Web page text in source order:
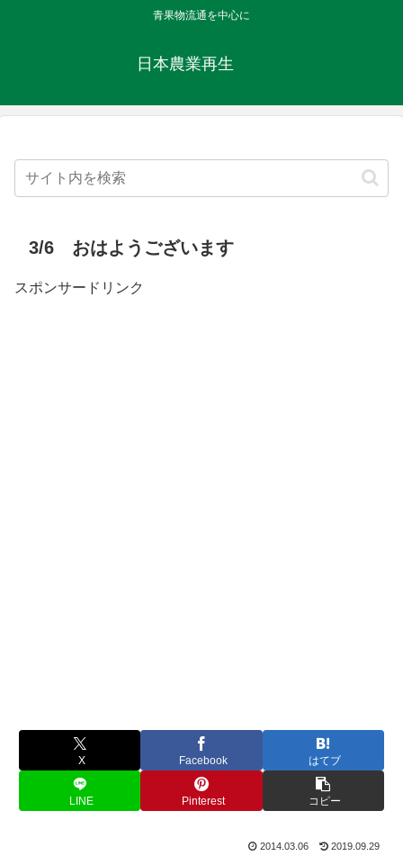
青果物流通を中心に
日本農業再生
3/6 おはようございます
スポンサードリンク
X Facebook はてブ
LINE Pinterest コピー
2014.03.06 2019.09.29